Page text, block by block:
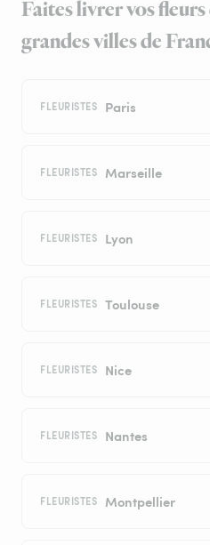
Faites livrer vos fleurs
grandes villes de
FLEURISTES Paris
FLEURISTES Marseille
FLEURISTES Lyon
FLEURISTES Toulouse
FLEURISTES Nice
FLEURISTES Nantes
FLEURISTES Montpellier